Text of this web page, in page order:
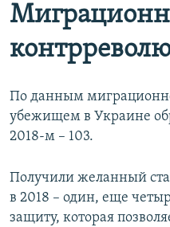
По данным
убежищем в Украине
2018-м – 103.
Получили желанный
в 2018 – один, еще
защиту, которая